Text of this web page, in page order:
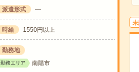
派遣形式 ---
時給 1550円以上
勤務地
勤務エリア 南陽市